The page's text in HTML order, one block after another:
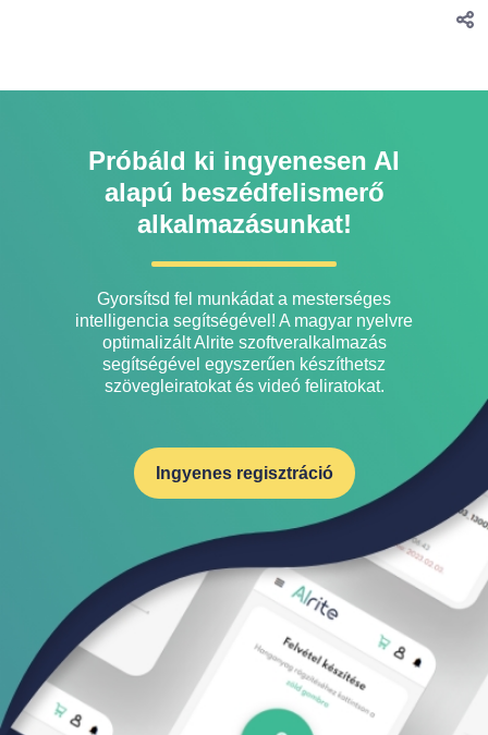
Próbáld ki ingyenesen AI
alapú beszédfelismerő
alkalmazásunkat!
Gyorsítsd fel munkádat a mesterséges
intelligencia segítségével! A magyar nyelvre
optimalizált Alrite szoftveralkalmazás
segítségével egyszerűen készíthetsz
szövegleiratokat és videó feliratokat.
Ingyenes regisztráció